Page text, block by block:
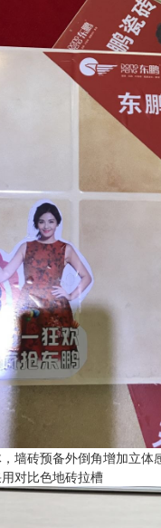
墙砖预备外倒角增加立体
对比色地砖拉槽